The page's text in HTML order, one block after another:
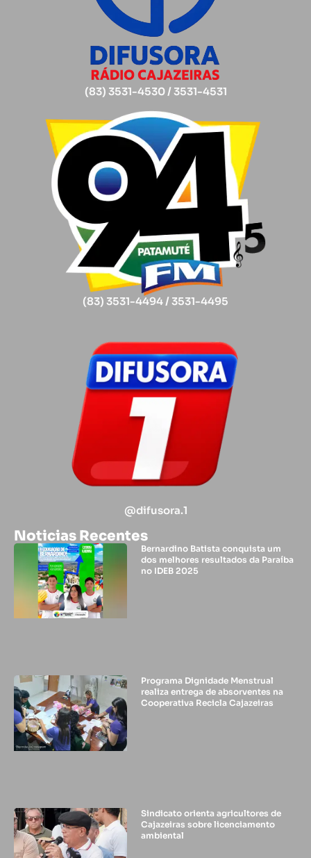
(83) 3531-4530 / 3531-4531
(83) 3531-4494 / 3531-4495
@difusora.1
Noticias Recentes
Bernardino Batista conquista um
dos melhores resultados da Paraíba
no IDEB 2025
Programa Dignidade Menstrual
realiza entrega de absorventes na
Cooperativa Recicla Cajazeiras
Sindicato orienta agricultores de
Cajazeiras sobre licenciamento
ambiental